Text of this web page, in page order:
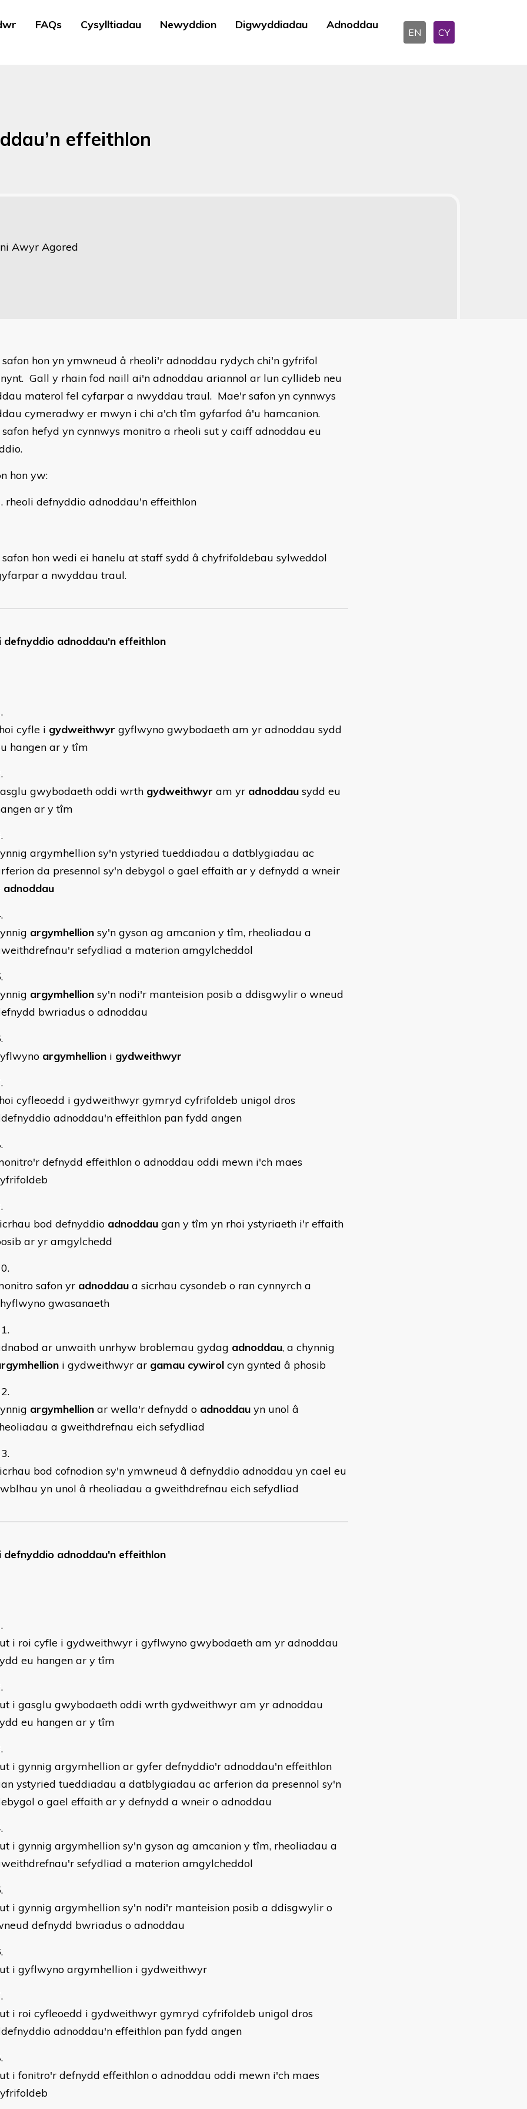
FAQs Cysylltiadau Newyddion Digwyddiadau Adnoddau
EN CY
effeithlon
Awyr Agored
hon yn ymwneud â rheoli'r adnoddau rydych chi'n gyfrifol
Gall y rhain fod naill ai'n adnoddau ariannol ar lun cyllideb neu
materol fel cyfarpar a nwyddau traul. Mae'r safon yn cynnwys
cymeradwy er mwyn i chi a'ch tîm gyfarfod â'u hamcanion.
hefyd yn cynnwys monitro a rheoli sut y caiff adnoddau eu
hon yw:
rheoli defnyddio adnoddau'n effeithlon
hon wedi ei hanelu at staff sydd â chyfrifoldebau sylweddol
a nwyddau traul.
defnyddio adnoddau'n effeithlon
cyfle i gydweithwyr gyflwyno gwybodaeth am yr adnoddau sydd
hangen ar y tîm
gwybodaeth oddi wrth gydweithwyr am yr adnoddau sydd eu
ar y tîm
argymhellion sy'n ystyried tueddiadau a datblygiadau ac
da presennol sy'n debygol o gael effaith ar y defnydd a wneir
adnoddau
argymhellion sy'n gyson ag amcanion y tîm, rheoliadau a
sefydliad a materion amgylcheddol
argymhellion sy'n nodi'r manteision posib a ddisgwylir o wneud
bwriadus o adnoddau
argymhellion i gydweithwyr
cyfleoedd i gydweithwyr gymryd cyfrifoldeb unigol dros
adnoddau'n effeithlon pan fydd angen
defnydd effeithlon o adnoddau oddi mewn i'ch maes
bod defnyddio adnoddau gan y tîm yn rhoi ystyriaeth i'r effaith
ar yr amgylchedd
safon yr adnoddau a sicrhau cysondeb o ran cynnyrch a
gwasanaeth
ar unwaith unrhyw broblemau gydag adnoddau, a chynnig
i gydweithwyr ar gamau cywirol cyn gynted â phosib
argymhellion ar wella'r defnydd o adnoddau yn unol â
a gweithdrefnau eich sefydliad
bod cofnodion sy'n ymwneud â defnyddio adnoddau yn cael eu
yn unol â rheoliadau a gweithdrefnau eich sefydliad
defnyddio adnoddau'n effeithlon
i roi cyfle i gydweithwyr i gyflwyno gwybodaeth am yr adnoddau
eu hangen ar y tîm
i gasglu gwybodaeth oddi wrth gydweithwyr am yr adnoddau
eu hangen ar y tîm
i gynnig argymhellion ar gyfer defnyddio'r adnoddau'n effeithlon
ystyried tueddiadau a datblygiadau ac arferion da presennol sy'n
o gael effaith ar y defnydd a wneir o adnoddau
i gynnig argymhellion sy'n gyson ag amcanion y tîm, rheoliadau a
sefydliad a materion amgylcheddol
i gynnig argymhellion sy'n nodi'r manteision posib a ddisgwylir o
defnydd bwriadus o adnoddau
i gyflwyno argymhellion i gydweithwyr
i roi cyfleoedd i gydweithwyr gymryd cyfrifoldeb unigol dros
adnoddau'n effeithlon pan fydd angen
i fonitro'r defnydd effeithlon o adnoddau oddi mewn i'ch maes